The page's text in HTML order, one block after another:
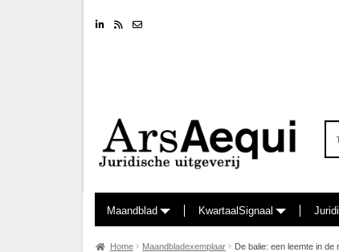
LinkedinRSS feed
Maandblad KwartaalSignaal
Home Maandbladexemplaar De balie: een leemte in de